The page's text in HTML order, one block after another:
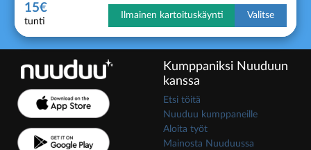
15€
tunti
Ilmainen kartoituskäynti Valitse
Kumppaniksi Nuuduun
kanssa
Etsi töitä
Nuuduu kumppaneille
Aloita työt
Mainosta Nuuduussa